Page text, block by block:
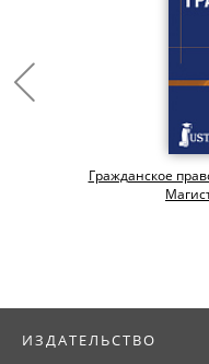
Гражданское
ИЗДАТЕЛЬСТВО